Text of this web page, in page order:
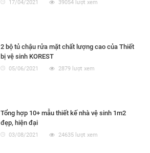
17/04/2021 39054 lượt xem
2 bộ tủ chậu rửa mặt chất lượng cao của Thiết
bị vệ sinh KOREST
05/06/2021 2879 lượt xem
Tổng hợp 10+ mẫu thiết kế nhà vệ sinh 1m2
đẹp, hiện đại
03/08/2021 24635 lượt xem